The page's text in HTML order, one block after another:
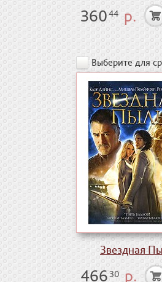
36044 р.
Выберите для
Звездная
46630 р.